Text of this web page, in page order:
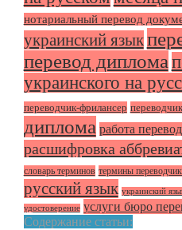
нотариальный перевод
украинский язык
перевод диплома
украинского на
переводчик-фрилансер
диплома работа
расшифровка
словарь терминов термины
русский язык украинский
удостоверение услуги бюро
Содержание статьи: